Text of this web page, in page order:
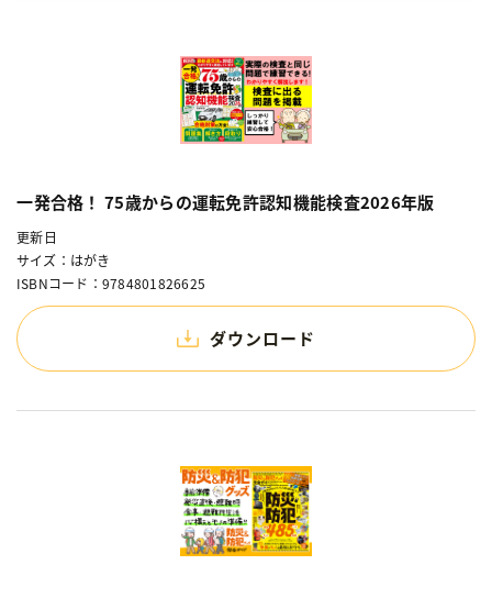
一発合格！ 75歳からの運転免許認知機能検査2026年版
更新日
サイズ：はがき
ISBNコード：9784801826625
ダウンロード